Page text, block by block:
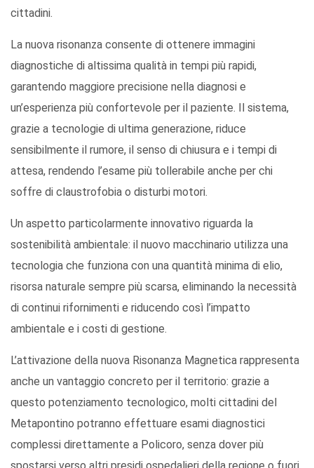
cittadini.
La nuova risonanza consente di ottenere immagini
diagnostiche di altissima qualità in tempi più rapidi,
garantendo maggiore precisione nella diagnosi e
un’esperienza più confortevole per il paziente. Il sistema,
grazie a tecnologie di ultima generazione, riduce
sensibilmente il rumore, il senso di chiusura e i tempi di
attesa, rendendo l’esame più tollerabile anche per chi
soffre di claustrofobia o disturbi motori.
Un aspetto particolarmente innovativo riguarda la
sostenibilità ambientale: il nuovo macchinario utilizza una
tecnologia che funziona con una quantità minima di elio,
risorsa naturale sempre più scarsa, eliminando la necessità
di continui rifornimenti e riducendo così l’impatto
ambientale e i costi di gestione.
L’attivazione della nuova Risonanza Magnetica rappresenta
anche un vantaggio concreto per il territorio: grazie a
questo potenziamento tecnologico, molti cittadini del
Metapontino potranno effettuare esami diagnostici
complessi direttamente a Policoro, senza dover più